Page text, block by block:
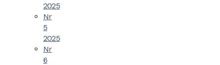
2025
Nr
5
2025
Nr
6